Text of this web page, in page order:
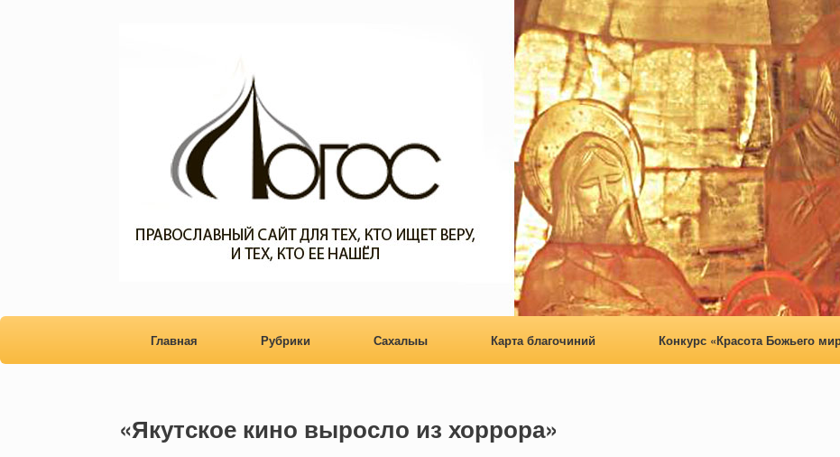
Главная Рубрики Сахалыы Карта благочиний Конкурс «Красота Божьего
«Якутское кино выросло из хоррора»